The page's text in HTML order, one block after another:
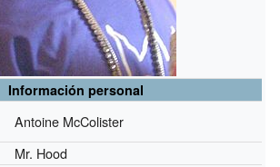
Información personal
Antoine McColister
Mr. Hood